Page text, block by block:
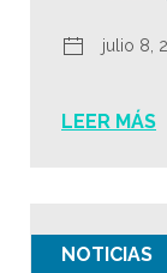
julio 8,
LEER MÁS
NOTICIAS